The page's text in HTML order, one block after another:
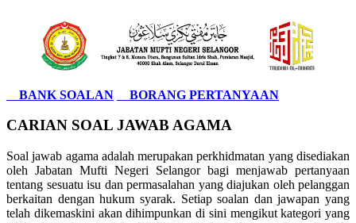
BANK SOALAN BORANG PERTANYAAN
CARIAN SOAL JAWAB AGAMA
Soal jawab agama adalah merupakan perkhidmatan yang disediakan
oleh Jabatan Mufti Negeri Selangor bagi menjawab pertanyaan
tentang sesuatu isu dan permasalahan yang diajukan oleh pelanggan
berkaitan dengan hukum syarak. Setiap soalan dan jawapan yang
telah dikemaskini akan dihimpunkan di sini mengikut kategori yang